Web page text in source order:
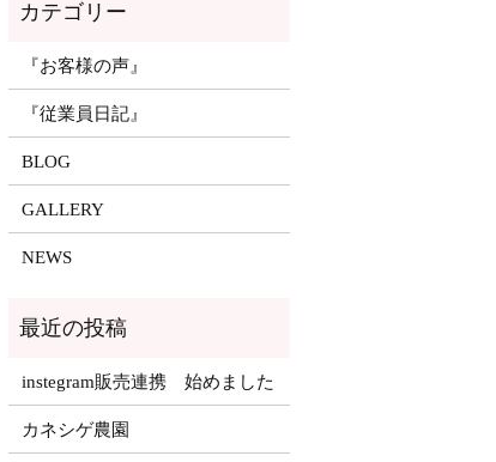
『お客様の声』
『従業員日記』
BLOG
GALLERY
NEWS
instegram販売連携 始めました
カネシゲ農園